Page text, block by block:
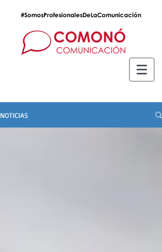
#SomosProfesionalesDeLaComunicación
NOTICIAS